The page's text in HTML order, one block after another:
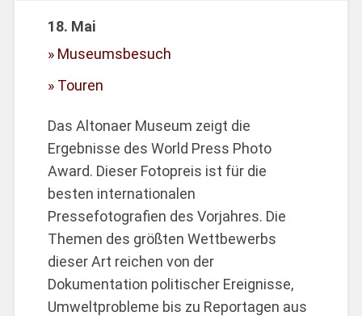
18. Mai
Museumsbesuch
Touren
Das Altonaer Museum zeigt die
Ergebnisse des World Press Photo
Award. Dieser Fotopreis ist für die
besten internationalen
Pressefotografien des Vorjahres. Die
Themen des größten Wettbewerbs
dieser Art reichen von der
Dokumentation politischer Ereignisse,
Umweltprobleme bis zu Reportagen aus